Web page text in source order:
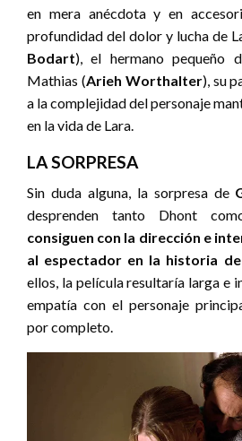
en mera anécdota y en
profundidad del dolor y lucha de
Bodart), el hermano pequeño
Mathias (Arieh Worthalter), su
a la complejidad del personaje
en la vida de Lara.
LA SORPRESA
Sin duda alguna, la sorpresa de
desprenden tanto Dhont
consiguen con la dirección e
al espectador en la historia
ellos, la película resultaría larga e
empatía con el personaje
por completo.